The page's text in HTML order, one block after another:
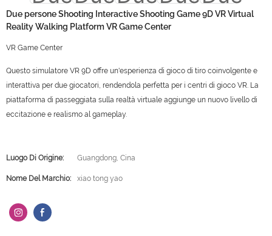
Due persone Shooting Interactive Shooting Game 9D VR Virtual
Reality Walking Platform VR Game Center
VR Game Center
Questo simulatore VR 9D offre un'esperienza di gioco di tiro coinvolgente e
interattiva per due giocatori, rendendola perfetta per i centri di gioco VR. La
piattaforma di passeggiata sulla realtà virtuale aggiunge un nuovo livello di
eccitazione e realismo al gameplay.
Luogo Di Origine: Guangdong, Cina
Nome Del Marchio: xiao tong yao